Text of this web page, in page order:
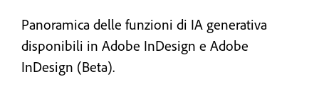
Panoramica delle funzioni di IA generativa
disponibili in Adobe InDesign e Adobe
InDesign (Beta).